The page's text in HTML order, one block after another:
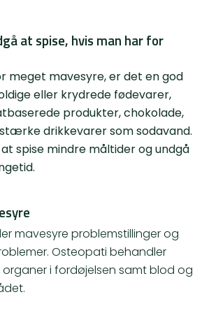
at spise, hvis man har for
meget mavesyre, er det en god
eller krydrede fødevarer,
produkter, chokolade,
drikkevarer som sodavand.
spise mindre måltider og undgå
mavesyre problemstillinger og
Osteopati behandler
i fordøjelsen samt blod og